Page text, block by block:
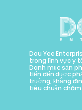
Dou Yee
trong lĩnh vực y
Danh mục sản
tiến đến dược
trường, khẳng
tiêu chuẩn chăm